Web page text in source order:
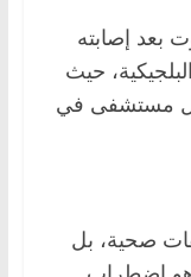
بعد إصابته
حيث
داخل مستشفى في
صحية، بل